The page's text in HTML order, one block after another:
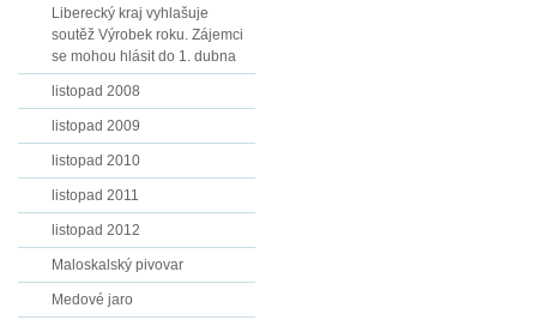
Liberecký kraj vyhlašuje
soutěž Výrobek roku. Zájemci
se mohou hlásit do 1. dubna
listopad 2008
listopad 2009
listopad 2010
listopad 2011
listopad 2012
Maloskalský pivovar
Medové jaro